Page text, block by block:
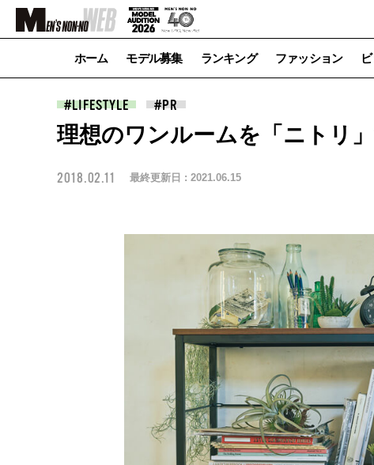
ホーム モデル募集 ランキング ファッション
LIFESTYLE
理想のワンルームを「ニトリ
2018.02.11 最終更新日 : 2021.06.15